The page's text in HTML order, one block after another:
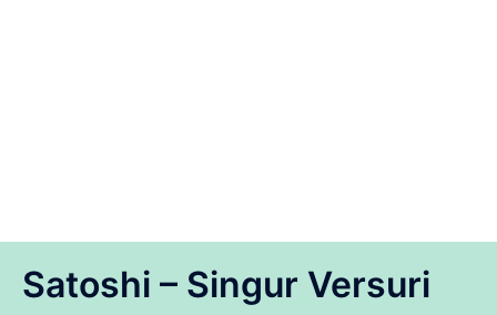
Satoshi – Singur Versuri